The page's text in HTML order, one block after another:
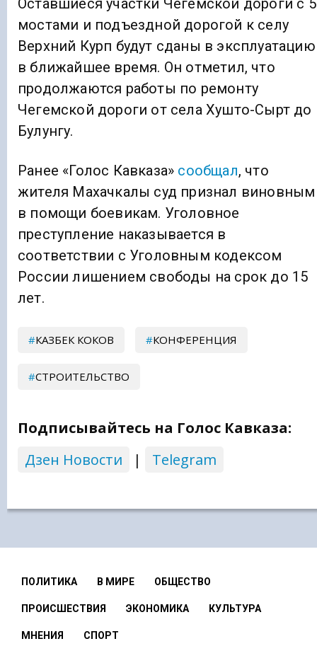
мостами и подъездной дорогой к селу
Верхний Курп будут сданы в эксплуатацию
в ближайшее время. Он отметил, что
продолжаются работы по ремонту
Чегемской дороги от села Хушто-Сырт до
Булунгу.
Ранее «Голос Кавказа» сообщал, что
жителя Махачкалы суд признал виновным
в помощи боевикам. Уголовное
преступление наказывается в
соответствии с Уголовным кодексом
России лишением свободы на срок до 15
лет.
КАЗБЕК КОКОВ КОНФЕРЕНЦИЯ
СТРОИТЕЛЬСТВО
Подписывайтесь на Голос Кавказа:
Дзен Новости
| Telegram
ПОЛИТИКА В МИРЕ ОБЩЕСТВО
ПРОИСШЕСТВИЯ ЭКОНОМИКА КУЛЬТУРА
МНЕНИЯ СПОРТ